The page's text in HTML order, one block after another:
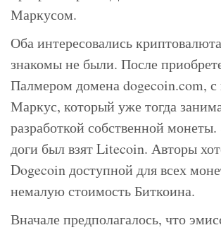
Маркусом.
Оба интересовались
знакомы не были. После
Палмером домена dogecoin.com, с
Маркус, который уже тогда
разработкой собственной монеты.
доги был взят Litecoin. Авторы
Dogecoin доступной для всех
немалую стоимость Биткоина.
Вначале предполагалось, что